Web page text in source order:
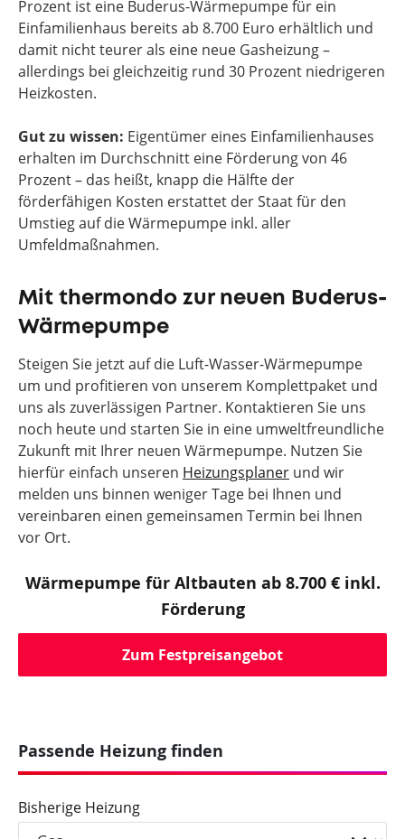
Prozent ist eine Buderus-Wärmepumpe für ein
Einfamilienhaus bereits ab 8.700 Euro erhältlich und
damit nicht teurer als eine neue Gasheizung –
allerdings bei gleichzeitig rund 30 Prozent niedrigeren
Heizkosten.
Gut zu wissen: Eigentümer eines Einfamilienhauses
erhalten im Durchschnitt eine Förderung von 46
Prozent – das heißt, knapp die Hälfte der
förderfähigen Kosten erstattet der Staat für den
Umstieg auf die Wärmepumpe inkl. aller
Umfeldmaßnahmen.
Mit thermondo zur neuen Buderus-
Wärmepumpe
Steigen Sie jetzt auf die Luft-Wasser-Wärmepumpe
um und profitieren von unserem Komplettpaket und
uns als zuverlässigen Partner. Kontaktieren Sie uns
noch heute und starten Sie in eine umweltfreundliche
Zukunft mit Ihrer neuen Wärmepumpe. Nutzen Sie
hierfür einfach unseren Heizungsplaner und wir
melden uns binnen weniger Tage bei Ihnen und
vereinbaren einen gemeinsamen Termin bei Ihnen
vor Ort.
Wärmepumpe für Altbauten ab 8.700 € inkl.
Förderung
Zum Festpreisangebot
Passende Heizung finden
Bisherige Heizung